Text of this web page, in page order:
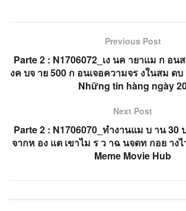
Previous Post
Parte 2 : N1706072_เง นค ายาแม ก อน
งค บจ าย 500 ก อนเจอความจร งในสม ด
Những tin hàng ngày
Next Post
Parte 2 : N1706070_ทำงานแม บ าน 30
จากห อง แต เขาไม ร ว าฉ นจดท กอย าง
Meme Movie Hub